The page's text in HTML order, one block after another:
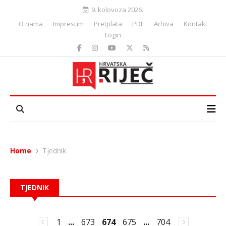
9. kolovoza 2026.
O nama
Impresum Pretplata PDF Arhiva
Kontakt
Login
Home Tjednik
TJEDNIK
1 ... 673 674 675 ... 704